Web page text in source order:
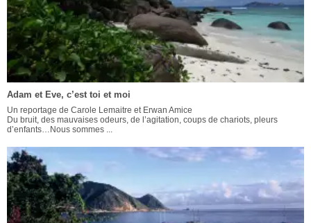
Adam et Eve, c’est toi et moi
Un reportage de Carole Lemaitre et Erwan Amice
Du bruit, des mauvaises odeurs, de l’agitation, coups de chariots, pleurs
d’enfants…Nous sommes ...